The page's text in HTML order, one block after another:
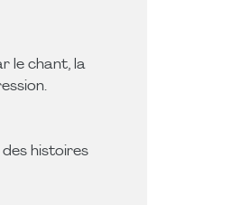
le chant, la
histoires